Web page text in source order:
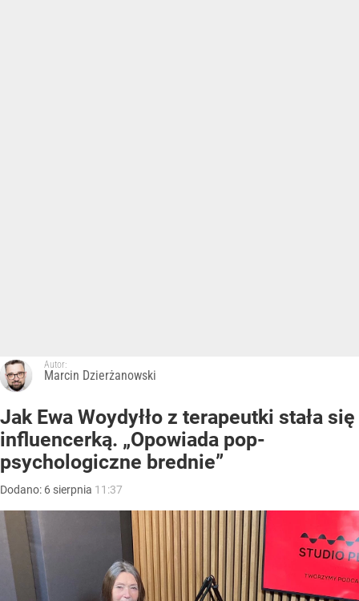
Autor:
Marcin Dzierżanowski
Jak Ewa Woydyłło z terapeutki stała się
influencerką. „Opowiada pop-
psychologiczne brednie”
Dodano: 6 sierpnia 11:37